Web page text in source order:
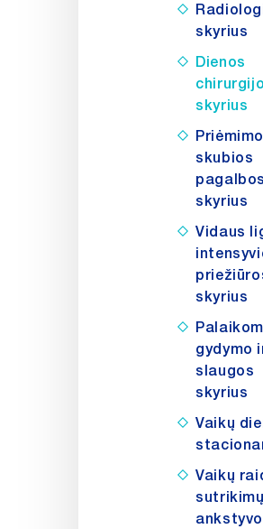
skyrius
Dienos
skyrius
skubios
pagalbos
skyrius
Vidaus
skyrius
gydymo
slaugos
skyrius
Vaikų
Vaikų
sutrikimų